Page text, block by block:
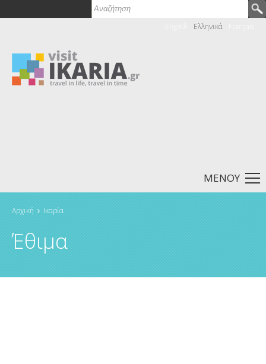
Φόρμα αναζήτησης
Αναζήτηση
Ελληνικά
ΜΕΝΟΎ
Είστε εδώ
Αρχική Ικαρία
Έθιμα